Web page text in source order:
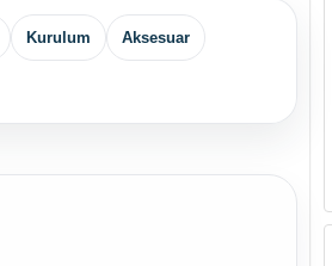
Kurulum Aksesuar